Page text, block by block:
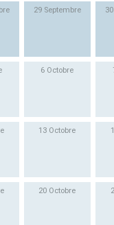
29 Septembre
6 Octobre
13 Octobre
20 Octobre